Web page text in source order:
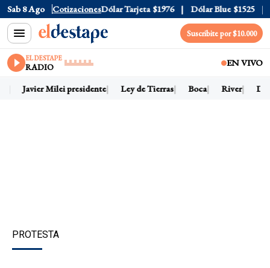
Sab 8 Ago Cotizaciones
Oficial $1520 Dólar Tarjeta $1976 Dólar Blue $1525
Suscribite por $10.000
EL DESTAPE
RADIO EN VIVO
Javier Milei presidente Ley de Tierras Boca River
PROTESTA